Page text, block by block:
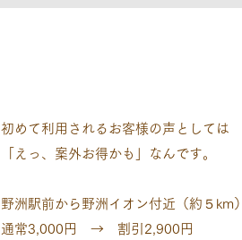
初めて利用されるお客様の声としては
「えっ、案外お得かも」なんです。
野洲駅前から野洲イオン付近（約５km）
通常3,000円 → 割引2,900円